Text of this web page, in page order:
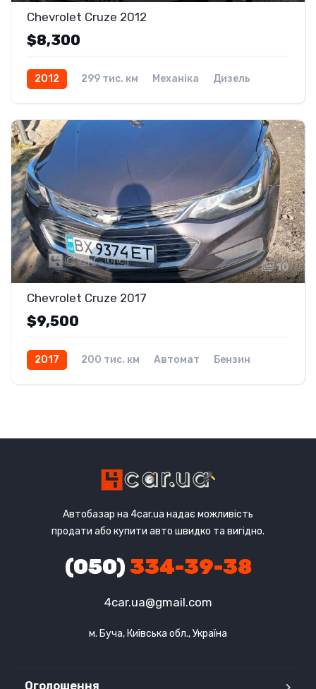
Chevrolet Cruze 2012
$8,300
2012 299 тис. км Механіка
Дизель
10
Chevrolet Cruze 2017
$9,500
2017 200 тис. км Автомат
Бензин
Автобазар на 4car.ua надає можливість
продати або купити авто швидко та вигідно.
(050)334-39-38
4car.ua@gmail.com
м. Буча, Київська обл., Україна
Оголошення